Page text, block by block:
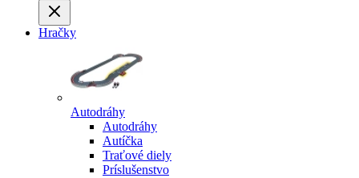
Hračky
Autodráhy
Autodráhy
Autíčka
Traťové diely
Príslušenstvo